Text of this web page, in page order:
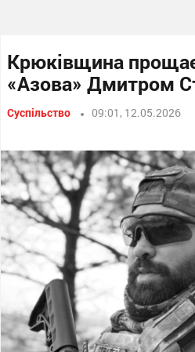
Крюківщина
«Азова» Дмитром
Суспільство 09:01, 12.05.2026